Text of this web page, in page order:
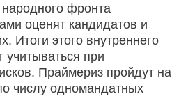
фронта
оценят кандидатов и
Итоги этого внутреннего
учитываться при
Праймериз пройдут на
числу одномандатных